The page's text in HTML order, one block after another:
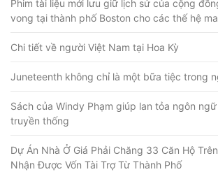
Phim tài liệu mới lưu giữ lịch sử của cộng
vong tại thành phố Boston cho các thế hệ
Chi tiết về người Việt Nam tại Hoa Kỳ
Juneteenth không chỉ là một bữa tiệc trong
Sách của Windy Phạm giúp lan tỏa ngôn
truyền thống
Dự Án Nhà Ở Giá Phải Chăng 33 Căn Hộ
Nhận Được Vốn Tài Trợ Từ Thành Phố